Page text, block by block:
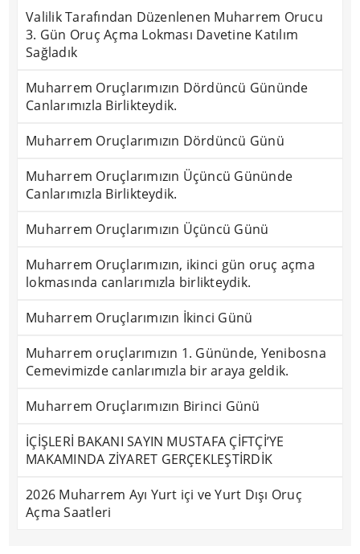
Valilik Tarafından Düzenlenen Muharrem Orucu
3. Gün Oruç Açma Lokması Davetine Katılım
Sağladık
Muharrem Oruçlarımızın Dördüncü Gününde
Canlarımızla Birlikteydik.
Muharrem Oruçlarımızın Dördüncü Günü
Muharrem Oruçlarımızın Üçüncü Gününde
Canlarımızla Birlikteydik.
Muharrem Oruçlarımızın Üçüncü Günü
Muharrem Oruçlarımızın, ikinci gün oruç açma
lokmasında canlarımızla birlikteydik.
Muharrem Oruçlarımızın İkinci Günü
Muharrem oruçlarımızın 1. Gününde, Yenibosna
Cemevimizde canlarımızla bir araya geldik.
Muharrem Oruçlarımızın Birinci Günü
İÇİŞLERİ BAKANI SAYIN MUSTAFA ÇİFTÇİ’YE
MAKAMINDA ZİYARET GERÇEKLEŞTİRDİK
2026 Muharrem Ayı Yurt içi ve Yurt Dışı Oruç
Açma Saatleri